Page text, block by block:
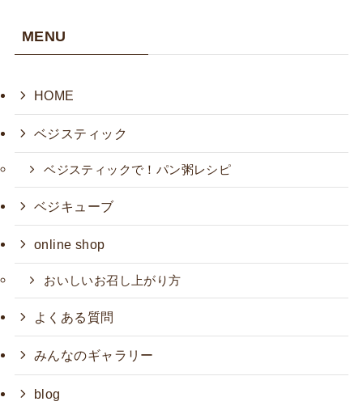
MENU
HOME
ベジスティック
ベジスティックで！パン粥レシピ
ベジキューブ
online shop
おいしいお召し上がり方
よくある質問
みんなのギャラリー
blog